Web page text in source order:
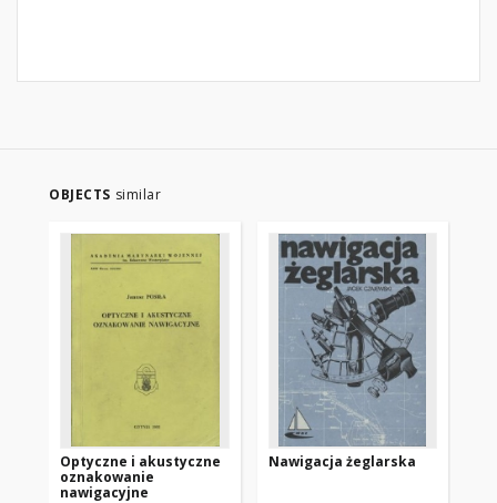
OBJECTS similar
Optyczne i akustyczne
oznakowanie
nawigacyjne
Nawigacja żeglarska